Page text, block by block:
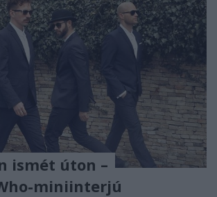
ismét úton –
miniinterjú